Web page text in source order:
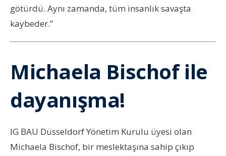
götürdü. Aynı zamanda, tüm insanlık savaşta
kaybeder.”
Michaela Bischof ile
dayanışma!
IG BAU Düsseldorf Yönetim Kurulu üyesi olan
Michaela Bischof, bir meslektaşına sahip çıkıp